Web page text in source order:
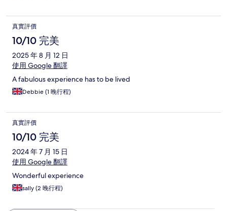
真實評價
10/10 完美
2025 年 8 月 12 日
使用 Google 翻譯
A fabulous experience has to be lived
Debbie (1 晚行程)
真實評價
10/10 完美
2024 年 7 月 15 日
使用 Google 翻譯
Wonderful experience
sally (2 晚行程)